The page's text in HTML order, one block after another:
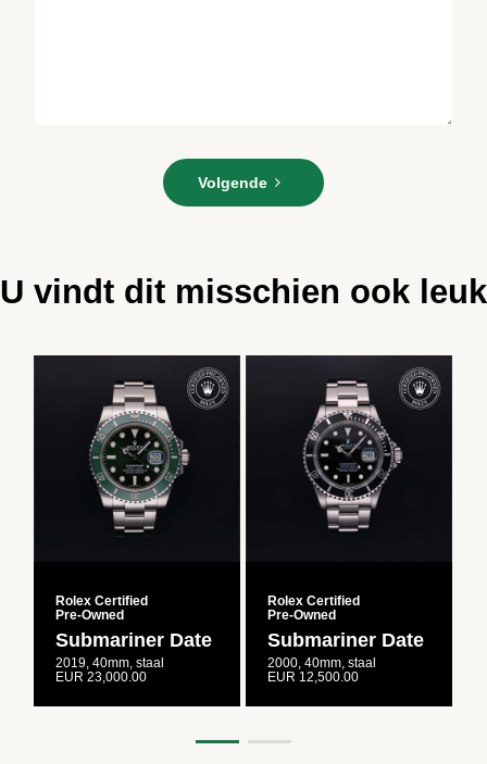
Volgende
U vindt dit misschien ook leuk
Rolex Certified
Pre‑Owned
Submariner Date
2019, 40mm, staal
EUR 23,000.00
Rolex Certified
Pre‑Owned
Submariner Date
2000, 40mm, staal
EUR 12,500.00